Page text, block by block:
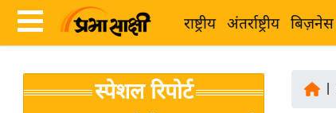
राष्ट्रीय अंतर्राष्ट्रीय बिज़नेस
News
स्पेशल रिपोर्ट